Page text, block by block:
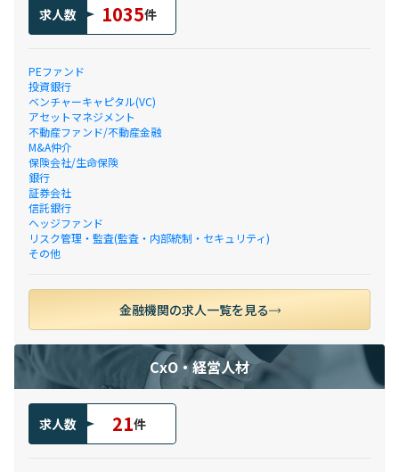
求人数 1035件
PEファンド
投資銀行
ベンチャーキャピタル(VC)
アセットマネジメント
不動産ファンド/不動産金融
M&A仲介
保険会社/生命保険
銀行
証券会社
信託銀行
ヘッジファンド
リスク管理・監査(監査・内部統制・セキュリティ)
その他
金融機関の求人一覧を見る
CxO・経営人材
求人数 21件